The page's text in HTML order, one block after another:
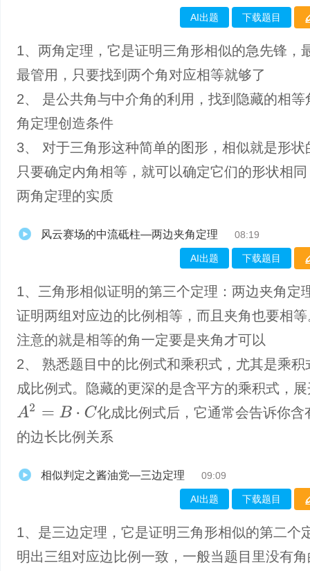
AI出题 下载题目
1、两角定理，它是证明三角形相似的急先锋，
最管用，只要找到两个角对应相等就够了
2、 是公共角与中介角的利用，找到隐藏的相等
角定理创造条件
3、 对于三角形这种简单的图形，相似就是形状
只要确定内角相等，就可以确定它们的形状相
两角定理的实质
风云赛场的中流砥柱—两边夹角定理 08:19
AI出题 下载题目
1、三角形相似证明的第三个定理：两边夹角定
证明两组对应边的比例相等，而且夹角也要相
注意的就是相等的角一定要是夹角才可以
2、 熟悉题目中的比例式和乘积式，尤其是乘积
成比例式。隐藏的更深的是含平方的乘积式，展
A2 =B
化成比例式后，它通常会告诉你含
的边长比例关系
相似判定之酱油党—三边定理 09:09
AI出题 下载题目
1、是三边定理，它是证明三角形相似的第二个
明出三组对应边比例一致，一般当题目里没有